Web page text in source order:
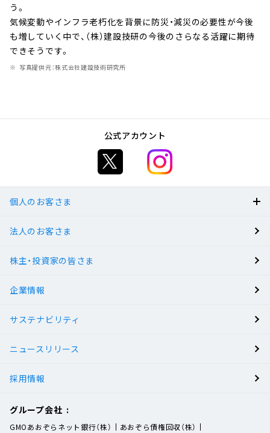
う。
気候変動やインフラ老朽化を背景に防災・減災の必要性が今後
も増していく中で、（株）建設技研の今後のさらなる活躍に期待
できそうです。
写真提供元：株式会社建設技術研究所
公式アカウント
個人のお客さま
BANK
有人店舗
法人のお客さま
株主・投資家の皆さま
企業情報
サステナビリティ
ニュースリリース
採用情報
グループ会社
GMOあおぞらネット銀行（株）
あおぞら債権回収（株）